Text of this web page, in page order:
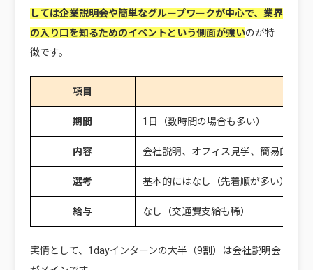
しては企業説明会や簡単なグループワークが中心で、業界
の入り口を知るためのイベントという側面が強いのが特
徴です。
項目
期間 1日（数時間の場合も多い）
内容 会社説明、オフィス見学、簡易的なワ
選考 基本的にはなし（先着順が多い）
給与 なし（交通費支給も稀）
実情として、1dayインターンの大半（9割）は会社説明会